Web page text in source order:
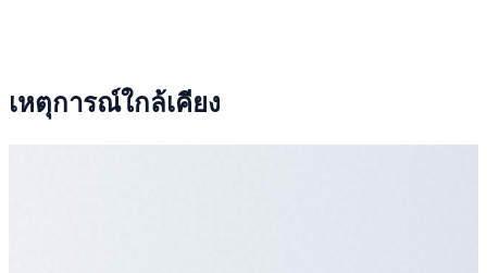
เหตุการณ์ใกล้เคียง